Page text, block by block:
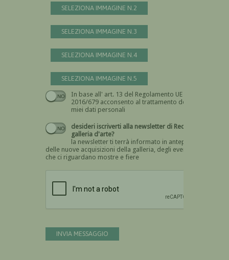
SELEZIONA IMMAGINE N.2
SELEZIONA IMMAGINE N.3
SELEZIONA IMMAGINE N.4
SELEZIONA IMMAGINE N.5
In base all' art. 13 del Regolamento UE n.
2016/679 acconsento al trattamento dei
miei dati personali
Devi dare il consenso
desideri iscriverti alla newsletter di Recta
galleria d'arte?
la newsletter ti terrà informato in anteprima
delle nuove acquisizioni della galleria, degli eventi
che ci riguardano mostre e fiere
INVIA MESSAGGIO